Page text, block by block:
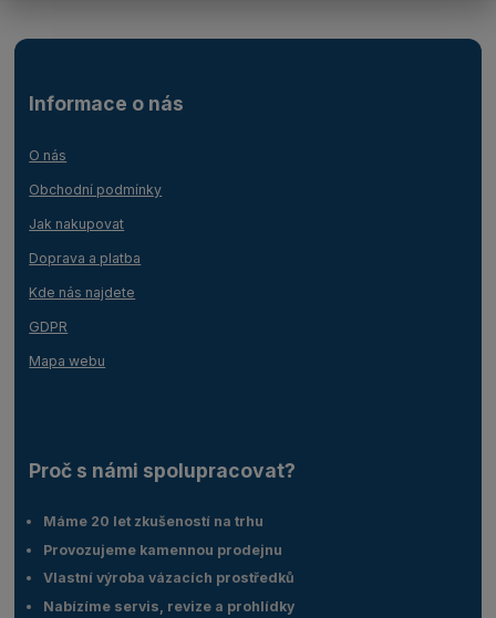
Informace o nás
O nás
Obchodní podmínky
Jak nakupovat
Doprava a platba
Kde nás najdete
GDPR
Mapa webu
Proč s námi spolupracovat?
Máme 20 let zkušeností na trhu
Provozujeme kamennou prodejnu
Vlastní výroba vázacích prostředků
Nabízíme servis, revize a prohlídky